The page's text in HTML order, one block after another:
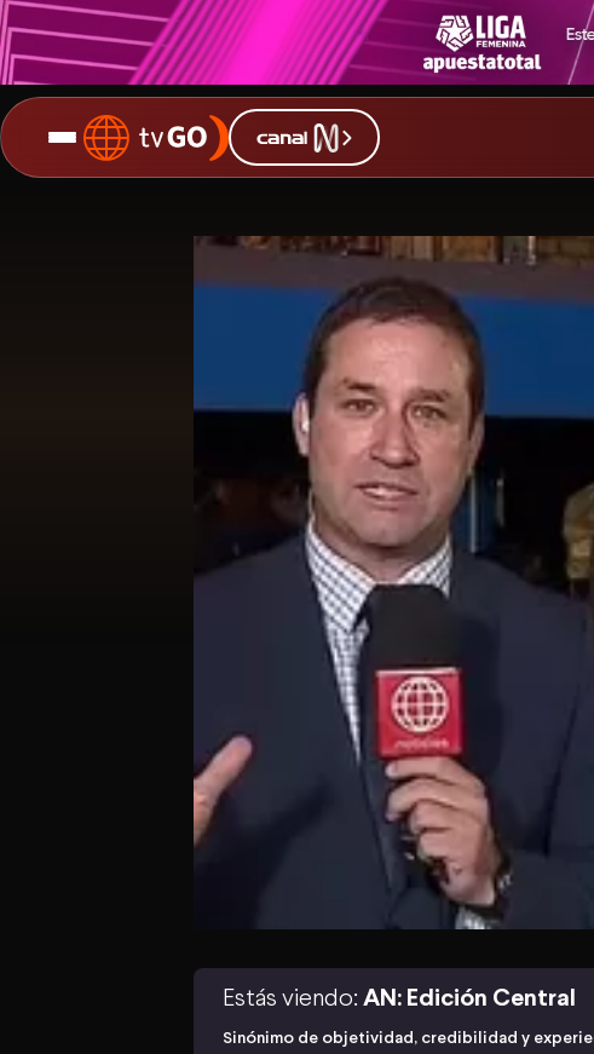
Estás viendo: AN: Edición Central
Sinónimo de objetividad, credibilidad y